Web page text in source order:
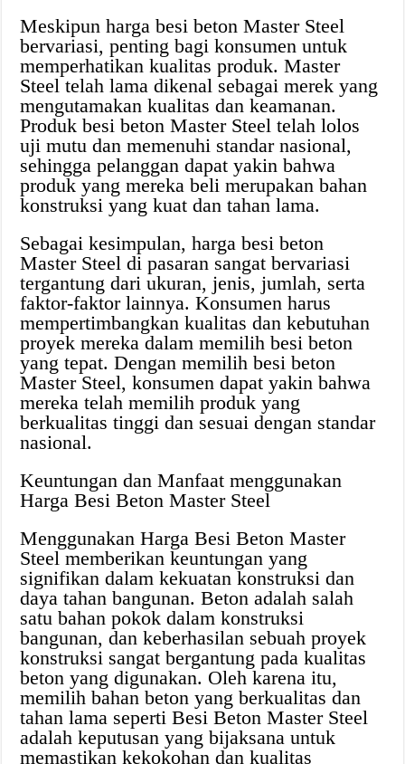
Meskipun harga besi beton Master Steel
bervariasi, penting bagi konsumen untuk
memperhatikan kualitas produk. Master
Steel telah lama dikenal sebagai merek yang
mengutamakan kualitas dan keamanan.
Produk besi beton Master Steel telah lolos
uji mutu dan memenuhi standar nasional,
sehingga pelanggan dapat yakin bahwa
produk yang mereka beli merupakan bahan
konstruksi yang kuat dan tahan lama.
Sebagai kesimpulan, harga besi beton
Master Steel di pasaran sangat bervariasi
tergantung dari ukuran, jenis, jumlah, serta
faktor-faktor lainnya. Konsumen harus
mempertimbangkan kualitas dan kebutuhan
proyek mereka dalam memilih besi beton
yang tepat. Dengan memilih besi beton
Master Steel, konsumen dapat yakin bahwa
mereka telah memilih produk yang
berkualitas tinggi dan sesuai dengan standar
nasional.
Keuntungan dan Manfaat menggunakan
Harga Besi Beton Master Steel
Menggunakan Harga Besi Beton Master
Steel memberikan keuntungan yang
signifikan dalam kekuatan konstruksi dan
daya tahan bangunan. Beton adalah salah
satu bahan pokok dalam konstruksi
bangunan, dan keberhasilan sebuah proyek
konstruksi sangat bergantung pada kualitas
beton yang digunakan. Oleh karena itu,
memilih bahan beton yang berkualitas dan
tahan lama seperti Besi Beton Master Steel
adalah keputusan yang bijaksana untuk
memastikan kekokohan dan kualitas